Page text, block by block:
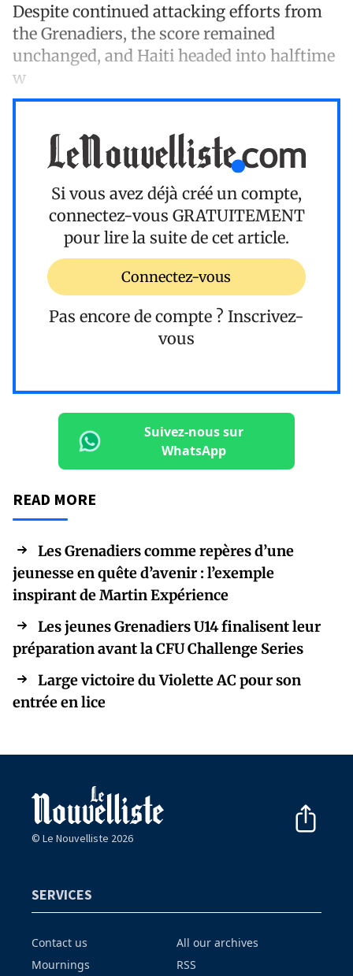
Despite continued attacking efforts from
the Grenadiers, the score remained
unchanged, and Haiti headed into halftime
w
Si vous avez déjà créé un compte,
connectez-vous GRATUITEMENT
pour lire la suite de cet article.
Connectez-vous
Pas encore de compte ? Inscrivez-
vous
Suivez-nous sur
WhatsApp
READ MORE
Les Grenadiers comme repères d’une
jeunesse en quête d’avenir : l’exemple
inspirant de Martin Expérience
Les jeunes Grenadiers U14 finalisent leur
préparation avant la CFU Challenge Series
Large victoire du Violette AC pour son
entrée en lice
© Le Nouvelliste 2026
SERVICES
Contact us
Mournings
All our archives
RSS